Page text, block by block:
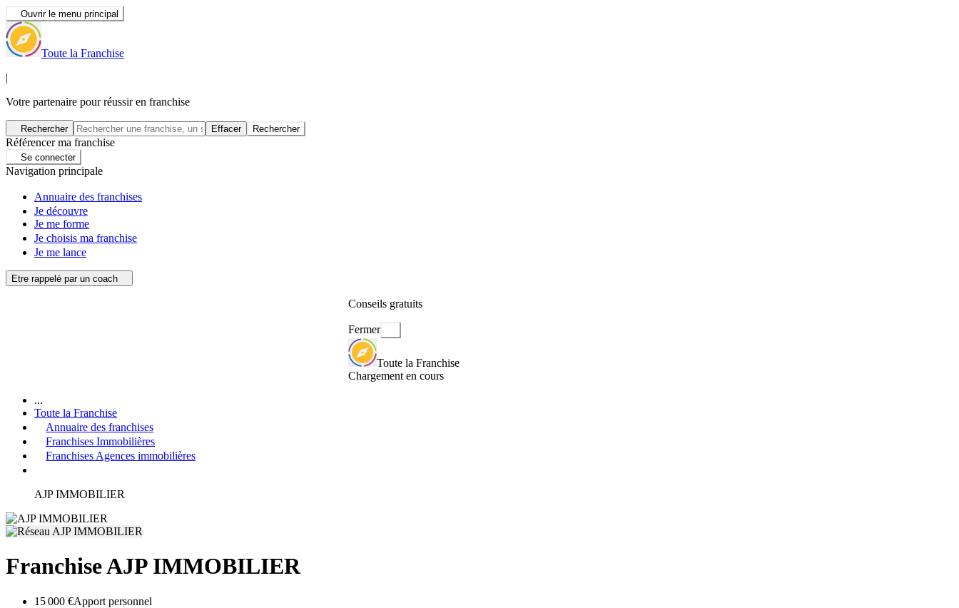
Ouvrir le menu principal
Toute la Franchise
|
Votre partenaire pour réussir en franchise
Rechercher Effacer Rechercher
Référencer ma franchise
Se connecter
Navigation principale
Annuaire des franchises
Je découvre
Je me forme
Je choisis ma franchise
Je me lance
Etre rappelé par un coach
Conseils gratuits
Fermer
Toute la Franchise
Chargement en cours
...
Toute la Franchise
Annuaire des franchises
Franchises Immobilières
Franchises Agences immobilières
AJP IMMOBILIER
Franchise AJP IMMOBILIER
15 000 €Apport personnel